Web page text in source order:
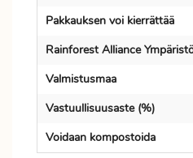
Pakkauksen voi kierrättää
Rainforest Alliance
Valmistusmaa
Vastuullisuusaste (%)
Voidaan kompostoida